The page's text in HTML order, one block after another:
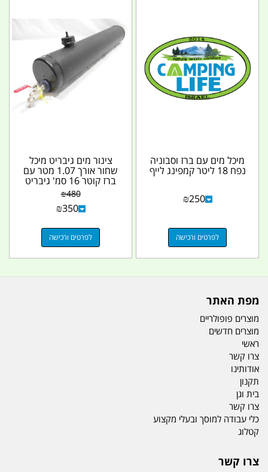
מיכל מים עם ברז וסבוניה
נפח 18 ליטר קמפינג לייף
₪250
לפרטים ורכישה
צינור מים גיבריט מיכל
שחור אורך 1.07 מטר עם
ברז קוטר 16 סמ' גיבריט
Giberit...
₪480
₪350
לפרטים ורכישה
מפת האתר
מוצרים פופולריים
מוצרים חדשים
ראשי
צרו קשר
אודותינו
תקנון
בית וגן
צרו קשר
כלי עבודה למוסך ובעלי מקצוע
קטלוג
צרו קשר